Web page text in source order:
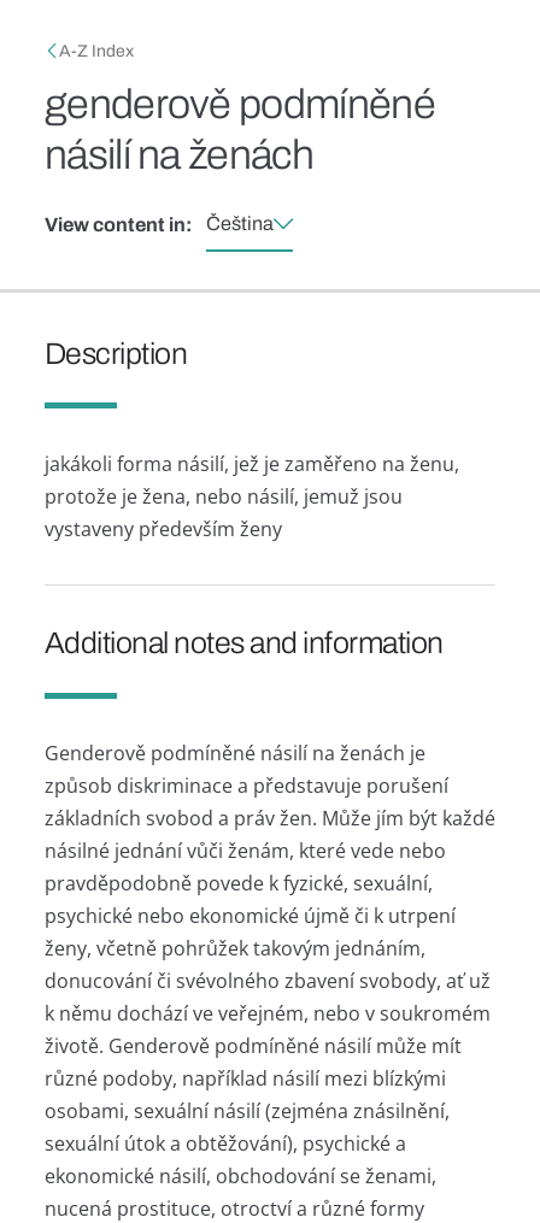
Breadcrumb
A-Z Index
genderově podmíněné
násilí na ženách
View content in: Čeština
Description
jakákoli forma násilí, jež je zaměřeno na ženu,
protože je žena, nebo násilí, jemuž jsou
vystaveny především ženy
Additional notes and information
Genderově podmíněné násilí na ženách je
způsob diskriminace a představuje porušení
základních svobod a práv žen. Může jím být každé
násilné jednání vůči ženám, které vede nebo
pravděpodobně povede k fyzické, sexuální,
psychické nebo ekonomické újmě či k utrpení
ženy, včetně pohrůžek takovým jednáním,
donucování či svévolného zbavení svobody, ať už
k němu dochází ve veřejném, nebo v soukromém
životě. Genderově podmíněné násilí může mít
různé podoby, například násilí mezi blízkými
osobami, sexuální násilí (zejména znásilnění,
sexuální útok a obtěžování), psychické a
ekonomické násilí, obchodování se ženami,
nucená prostituce, otroctví a různé formy